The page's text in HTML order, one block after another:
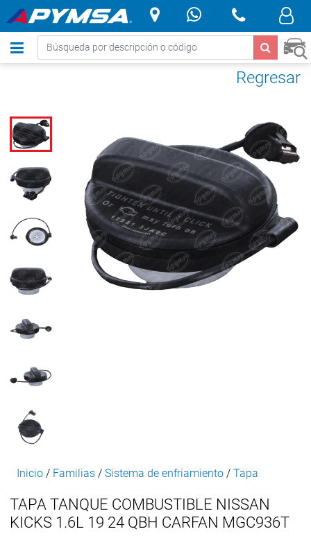
.
Regresar
Inicio / Familias / Sistema de enfriamiento / Tapa
TAPA TANQUE COMBUSTIBLE NISSAN
KICKS 1.6L 19 24 QBH CARFAN MGC936T